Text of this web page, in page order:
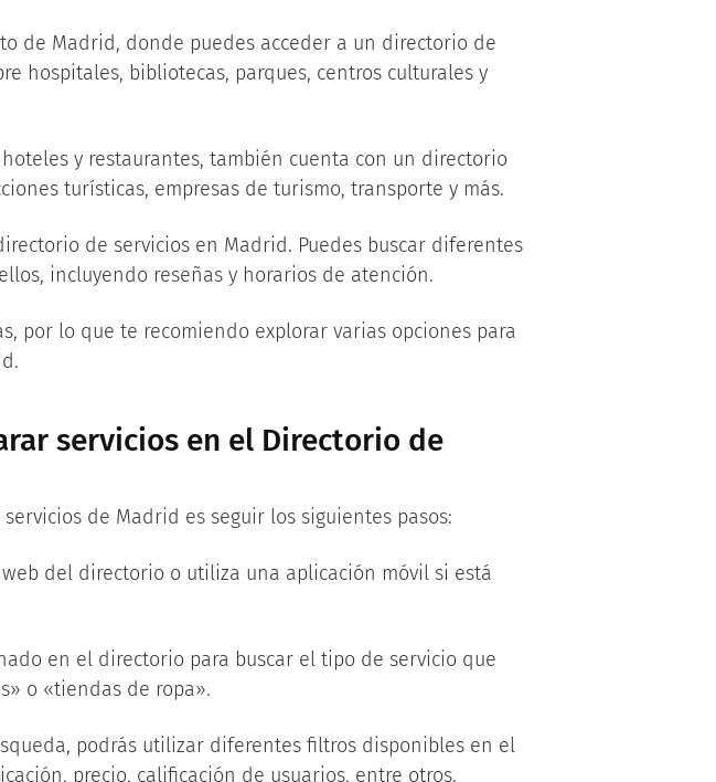
de Madrid, donde puedes acceder a un directorio de
hospitales, bibliotecas, parques, centros culturales y
y restaurantes, también cuenta con un directorio
turísticas, empresas de turismo, transporte y más.
de servicios en Madrid. Puedes buscar diferentes
incluyendo reseñas y horarios de atención.
por lo que te recomiendo explorar varias opciones para
servicios en el Directorio de
de Madrid es seguir los siguientes pasos:
del directorio o utiliza una aplicación móvil si está
en el directorio para buscar el tipo de servicio que
o «tiendas de ropa».
podrás utilizar diferentes filtros disponibles en el
precio, calificación de usuarios, entre otros.